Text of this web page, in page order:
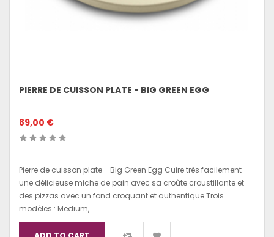
PIERRE DE CUISSON PLATE - BIG GREEN EGG
89,00 €
Pierre de cuisson plate - Big Green Egg Cuire très facilement
une délicieuse miche de pain avec sa croûte croustillante et
des pizzas avec un fond croquant et authentique Trois
modèles : Medium,